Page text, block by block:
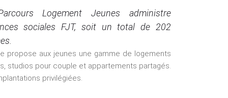
Parcours Logement Jeunes administre
sociales FJT, soit un total de 202
propose aux jeunes une gamme de logements
studios pour couple et appartements partagés.
privilégiées.